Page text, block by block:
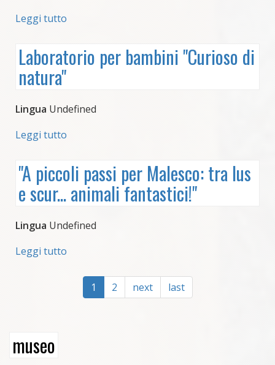
Leggi tutto
avvicinamento
all'intaglio
legno
Laboratorio per bambini "Curioso di
natura"
Lingua Undefined
Leggi tutto
bambini
"Curioso
di
"A piccoli passi per Malesco: tra lus
e scur... animali fantastici!"
Lingua Undefined
Leggi tutto
piccoli
1 2 next last
museo